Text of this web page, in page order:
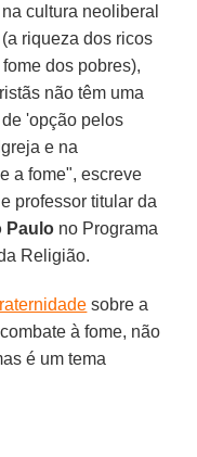
cultura neoliberal
riqueza dos ricos
dos pobres),
não têm uma
'opção pelos
e na
a fome", escreve
professor titular da
Paulo no Programa
Religião.
sobre a
à fome, não
é um tema